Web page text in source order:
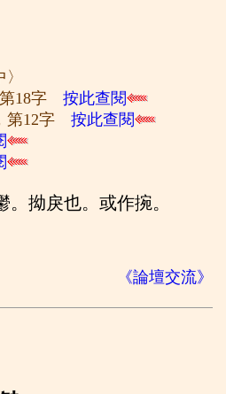
第18字按此查閱
第12字按此查閱
。拗戾也。或作捥。
《論壇交流》